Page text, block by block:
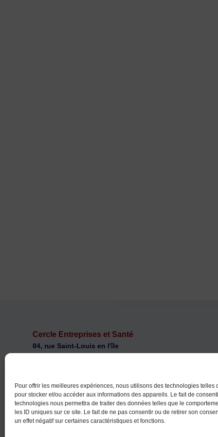
Pour offrir les meilleures expériences, nous utilisons des technologies telles
pour stocker et/ou accéder aux informations des appareils. Le fait de
technologies nous permettra de traiter des données telles que le
les ID uniques sur ce site. Le fait de ne pas consentir ou de retirer son
un effet négatif sur certaines caractéristiques et fonctions.
Cercle Entreprises et Santé
84, rue Saint-Louis en l'île